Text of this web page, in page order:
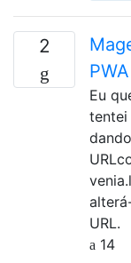
2
Eu
tentei
URL.
14